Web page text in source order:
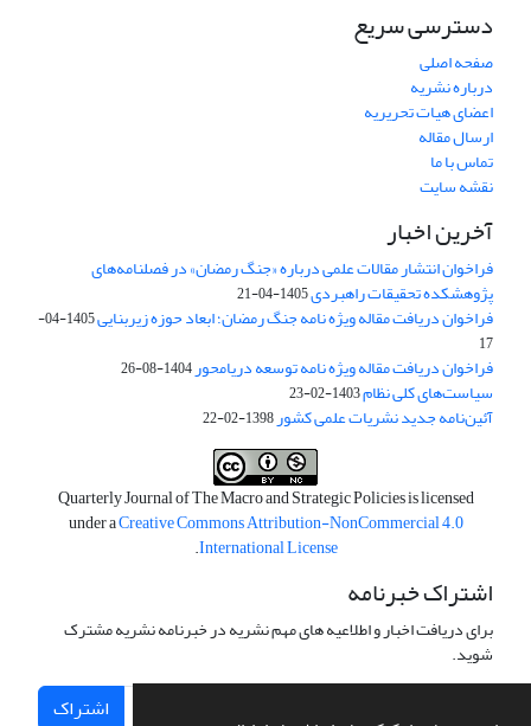
دسترسی سریع
صفحه اصلی
درباره نشریه
اعضای هیات تحریریه
ارسال مقاله
تماس با ما
نقشه سایت
آخرین اخبار
فراخوان انتشار مقالات علمی درباره «جنگ رمضان» در فصلنامه‌های
پژوهشکده تحقیقات راهبردی1405-04-21
فراخوان دریافت مقاله ویژه نامه جنگ رمضان؛ ابعاد حوزه زیربنایی
1405-04-
17
فراخوان دریافت مقاله ویژه نامه توسعه دریامحور1404-08-26
سیاست‌های کلی نظام1403-02-23
آئین‌نامه جدید نشریات علمی کشور1398-02-22
Quarterly Journal of The Macro and Strategic Policies is licensed
under aCreative Commons Attribution-NonCommercial 4.0
International License
.
اشتراک خبرنامه
برای دریافت اخبار و اطلاعیه های مهم نشریه در خبرنامه نشریه مشترک
شوید.
اشتراک